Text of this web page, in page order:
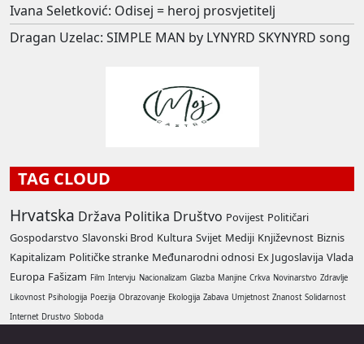
Ivana Seletković: Odisej = heroj prosvjetitelj
Dragan Uzelac: SIMPLE MAN by LYNYRD SKYNYRD song
TAG CLOUD
Hrvatska Država Politika Društvo Povijest Političari
Gospodarstvo Slavonski Brod Kultura Svijet Mediji Književnost Biznis
Kapitalizam Političke stranke Međunarodni odnosi Ex Jugoslavija Vlada
Europa Fašizam Film Intervju Nacionalizam Glazba Manjine Crkva Novinarstvo Zdravlje
Likovnost Psihologija Poezija Obrazovanje Ekologija Zabava Umjetnost Znanost Solidarnost
Internet Drustvo Sloboda